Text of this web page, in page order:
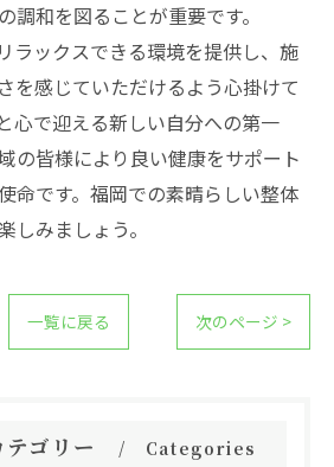
調和を図ることが重要です。
ラックスできる環境を提供し、施
を感じていただけるよう心掛けて
心で迎える新しい自分への第一
の皆様により良い健康をサポート
命です。福岡での素晴らしい整体
しみましょう。
一覧に戻る 次のページ >
テゴリー Categories